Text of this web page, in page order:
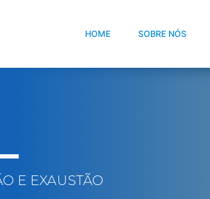
HOME SOBRE NÓS
E EXAUSTÃO